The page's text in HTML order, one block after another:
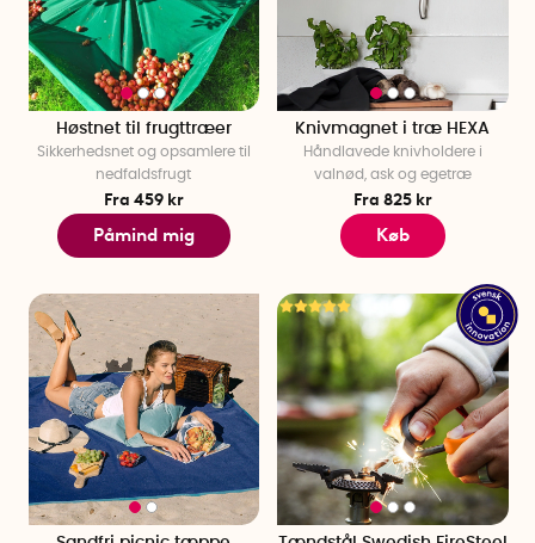
Høstnet til frugttræer
Sikkerhedsnet og opsamlere til
nedfaldsfrugt
Fra 459 kr
Påmind mig
Knivmagnet i træ HEXA
Håndlavede knivholdere i
valnød, ask og egetræ
Fra 825 kr
Køb